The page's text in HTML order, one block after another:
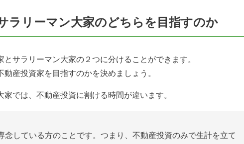
ラリーマン大家のどちらを目指すのか
サラリーマン大家の２つに分けることができます。
産投資家を目指すのかを決めましょう。
では、不動産投資に割ける時間が違います。
念している方のことです。つまり、不動産投資のみで生計を立て